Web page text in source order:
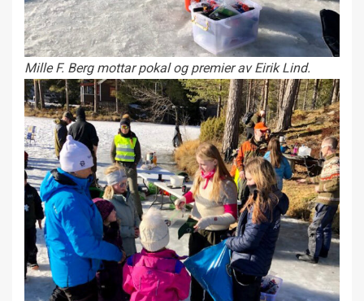
Mille F. Berg mottar pokal og premier av Eirik Lind.